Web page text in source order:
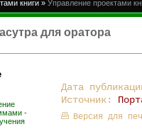
книги » Управление проектами
для оратора
-
Дата
Источник:
Версия для